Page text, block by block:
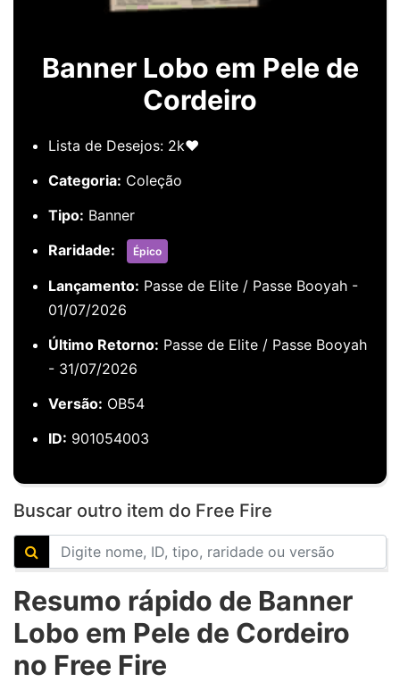
Banner Lobo em Pele de
Cordeiro
Lista de Desejos: 2k❤️
Categoria: Coleção
Tipo: Banner
Raridade:
Épico
Lançamento: Passe de Elite / Passe Booyah -
01/07/2026
Último Retorno: Passe de Elite / Passe Booyah
- 31/07/2026
Versão: OB54
ID: 901054003
Buscar outro item do Free Fire
Resumo rápido de Banner
Lobo em Pele de Cordeiro
no Free Fire